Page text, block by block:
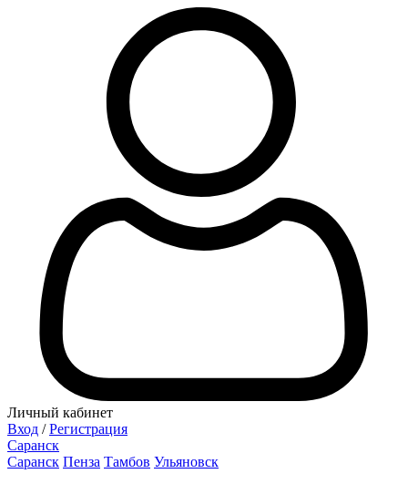
Личный кабинет
Вход / Регистрация
Саранск
Саранск Пенза Тамбов Ульяновск